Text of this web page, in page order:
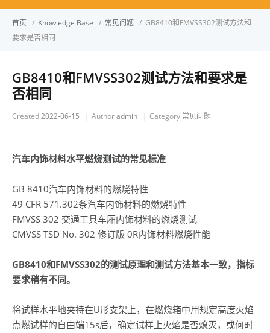
首页 / Knowledge Base / 常见问题 / GB8410和FMVSS302测试方法和
要求是否相同
GB8410和FMVSS302测试方法和要求是
否相同
Created2022-06-15 Authoradmin Category 常见问题
汽车内饰材料水平燃烧测试的常见标准
GB 8410汽车内饰材料的燃烧特性
49 CFR 571.302条汽车内饰材料的燃烧特性
FMVSS 302 交通工具车厢内饰材料的燃烧测试
CMVSS TSD No. 302 修订版 0R内饰材料燃烧性能
GB8410和FMVSS302的测试原理和测试方法基本一致，指标
要求稍有不同。
将试样水平地夹持在U形支架上，在燃烧箱中用规定高度火焰
点燃试样的自由端15s后，确定试样上火焰是否熄灭，或何时